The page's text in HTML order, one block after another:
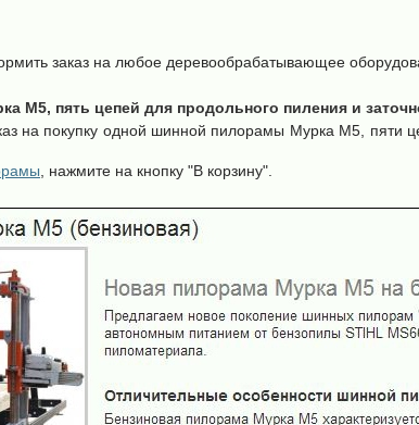
заказ на любое деревообрабатывающее
М5, пять цепей для продольного пиления и
на покупку одной шинной пилорамы Мурка М5, пяти
, нажмите на кнопку "В корзину".